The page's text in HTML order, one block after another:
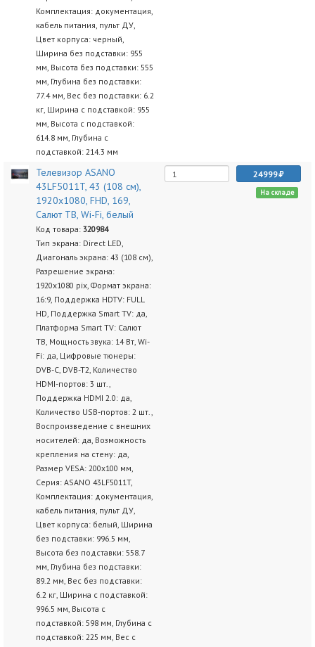
Комплектация: документация,
кабель питания, пульт ДУ,
Цвет корпуса: черный,
Ширина без подставки: 955
мм, Высота без подставки: 555
мм, Глубина без подставки:
77.4 мм, Вес без подставки: 6.2
кг, Ширина с подставкой: 955
мм, Высота с подставкой:
614.8 мм, Глубина с
подставкой: 214.3 мм
Телевизор ASANO
43LF5011T, 43 (108 см),
1920x1080, FHD, 169,
Салют ТВ, Wi-Fi, белый
Код товара: 320984
Тип экрана: Direct LED,
Диагональ экрана: 43 (108 см),
Разрешение экрана:
1920х1080 pix, Формат экрана:
16:9, Поддержка HDTV: FULL
HD, Поддержка Smart TV: да,
Платформа Smart TV: Салют
ТВ, Мощность звука: 14 Вт, Wi-
Fi: да, Цифровые тюнеры:
DVB-C, DVB-T2, Количество
HDMI-портов: 3 шт.,
Поддержка HDMI 2.0: да,
Количество USB-портов: 2 шт.,
Воспроизведение с внешних
носителей: да, Возможность
крепления на стену: да,
Размер VESA: 200x100 мм,
Серия: ASANO 43LF5011T,
Комплектация: документация,
кабель питания, пульт ДУ,
Цвет корпуса: белый, Ширина
без подставки: 996.5 мм,
Высота без подставки: 558.7
мм, Глубина без подставки:
89.2 мм, Вес без подставки:
6.2 кг, Ширина с подставкой:
996.5 мм, Высота с
подставкой: 598 мм, Глубина с
подставкой: 225 мм, Вес с
24999
На складе